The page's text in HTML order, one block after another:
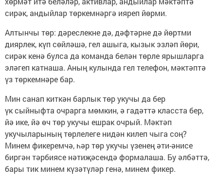
сирәк, андыйлар төркемнәргә ияреп йөрми.
Алтынчы төр: дәреслекне дә, дәфтәрне дә йөртми
диярлек, күп сөйләшә, гел ашыга, кызык эзләп йөри,
сирәк кенә булса да команда белән төрле ярышларга
эләгеп катнаша. Аның кулында гел телефон, мәктәптә
үз төркемнәре бар.
Мин санап киткән барлык төр укучы да бер
үк сыйныфта очрарга мөмкин, ә гадәттә класста бер,
йә ике, йә өч төр укучы ешрак очрый. Мәктәп
укучыларының төрлелеге нидән килеп чыга соң?
Минем фикеремчә, һәр төр укучы үзенең әти-әнисе
биргән тәрбиясе нәтиҗәсендә формалаша. Бу әлбәттә,
бары тик минем күзәтүләр генә, минем фикер.